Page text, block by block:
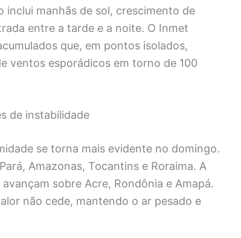
inclui manhãs de sol, crescimento de
entre a tarde e a noite. O Inmet
que, em pontos isolados,
ventos esporádicos em torno de 100
de instabilidade
se torna mais evidente no domingo.
Amazonas, Tocantins e Roraima. A
sobre Acre, Rondônia e Amapá.
não cede, mantendo o ar pesado e